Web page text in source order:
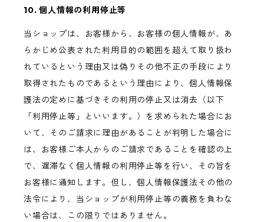
10. 個人情報の利用停止等
当ショップは、お客様から、お客様の個人情報が、あ
らかじめ公表された利用目的の範囲を超えて取り扱わ
れているという理由又は偽りその他不正の手段により
取得されたものであるという理由により、個人情報保
護法の定めに基づきその利用の停止又は消去（以下
「利用停止等」といいます。）を求められた場合にお
いて、そのご請求に理由があることが判明した場合に
は、お客様ご本人からのご請求であることを確認の上
で、遅滞なく個人情報の利用停止等を行い、その旨を
お客様に通知します。但し、個人情報保護法その他の
法令により、当ショップが利用停止等の義務を負わな
い場合は、この限りではありません。